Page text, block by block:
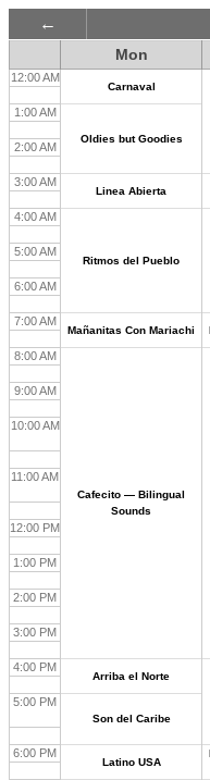
Mon
12:00 AM
Carnaval
1:00 AM
Oldies but Goodies
2:00 AM
3:00 AM
Linea Abierta
4:00 AM
Ritmos del Pueblo
5:00 AM
6:00 AM
7:00 AM
Mañanitas Con Mariachi
8:00 AM
Cafecito — Bilingual
Sounds
9:00 AM
10:00 AM
11:00 AM
12:00 PM
1:00 PM
2:00 PM
3:00 PM
4:00 PM
Arriba el Norte
5:00 PM
Son del Caribe
6:00 PM
Latino USA